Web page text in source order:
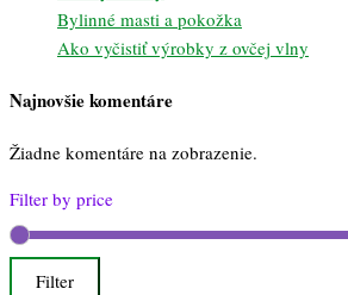
Bylinné masti a pokožka
Ako vyčistiť výrobky z ovčej vlny
Najnovšie komentáre
Žiadne komentáre na zobrazenie.
Filter by price
Filter